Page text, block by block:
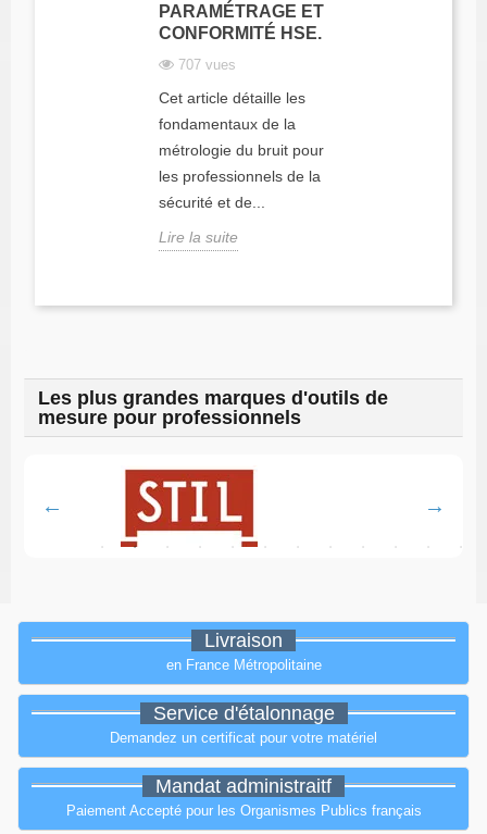
PARAMÉTRAGE ET
CONFORMITÉ HSE.
707 vues
Cet article détaille les
fondamentaux de la
métrologie du bruit pour
les professionnels de la
sécurité et de...
Lire la suite
Les plus grandes marques d'outils de
mesure pour professionnels
Livraison
en France Métropolitaine
Service d'étalonnage
Demandez un certificat pour votre matériel
Mandat administraitf
Paiement Accepté pour les Organismes Publics français